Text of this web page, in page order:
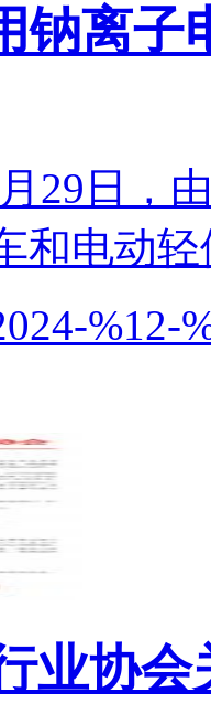
钠离子
29日，
和电动
%12-
业协